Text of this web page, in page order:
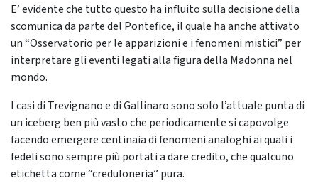
E’ evidente che tutto questo ha influito sulla decisione della
scomunica da parte del Pontefice, il quale ha anche attivato
un “Osservatorio per le apparizioni e i fenomeni mistici” per
interpretare gli eventi legati alla figura della Madonna nel
mondo.
I casi di Trevignano e di Gallinaro sono solo l’attuale punta di
un iceberg ben più vasto che periodicamente si capovolge
facendo emergere centinaia di fenomeni analoghi ai quali i
fedeli sono sempre più portati a dare credito, che qualcuno
etichetta come “creduloneria” pura.